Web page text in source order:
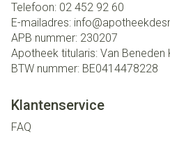
Telefoon: 02 452 92 60
E-mailadres: info@
APB nummer: 230207
Apotheek titularis: Van Beneden
BTW nummer: BE0414478228
Klantenservice
FAQ